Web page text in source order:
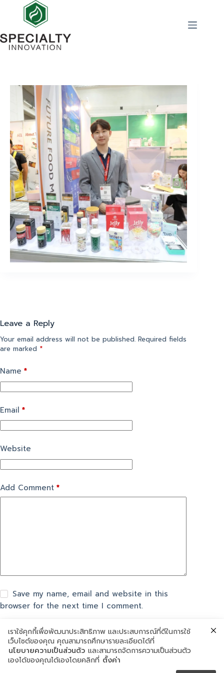
Leave a Reply
Your email address will not be published. Required fields
are marked *
Name *
Email *
Website
Add Comment *
Save my name, email and website in this
browser for the next time I comment.
Post Comment
เราใช้คุกกี้เพื่อพัฒนาประสิทธิภาพ และประสบการณ์ที่ดีในการใช้
เว็บไซต์ของคุณ คุณสามารถศึกษารายละเอียดได้ที่
นโยบายความเป็นส่วนตัว และสามารถจัดการความเป็นส่วนตัว
เองได้ของคุณได้เองโดยคลิกที่ ตั้งค่า